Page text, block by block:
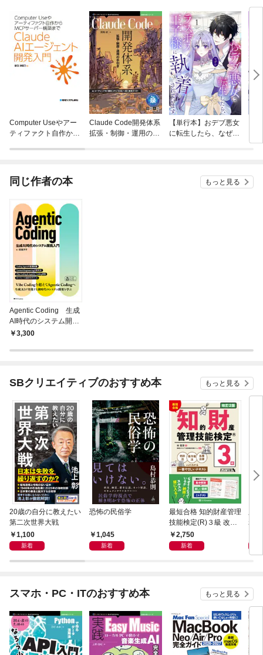
Computer Useやアー
ティファクト自作から
Claude Code開発体系
拡張・制御・運用の手
【単行本】おデブ悪女
に転生したら、なぜか
同じ作者の本 もっと見る
Agentic Coding 生成
AI時代のシステム開発
入門3,300
SBクリエイティブのおすすめ本 もっと見る
20歳の自分に教えたい
第二次世界大戦
1,100
新着
恐怖の民俗学
1,045
新着
最短合格 知的財産管理
技能検定(R)３級 改訂
２版2,750
新着
れ
スマホ・PC・ITのおすすめ本 もっと見る